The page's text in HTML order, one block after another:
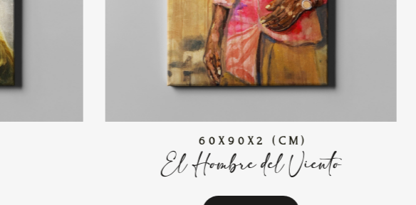
60X90X2 (CM)
El Hombre del Viento